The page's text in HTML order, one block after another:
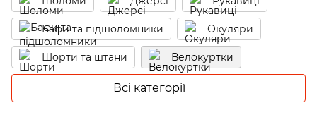
Бафи та підшоломники Окуляри
Шорти та штани Велокуртки
Бахіли та шкарпетки
Всі категорії